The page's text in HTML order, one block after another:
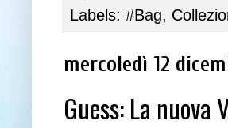
Labels: #Bag,
mercoledì 12
Guess: La nuova